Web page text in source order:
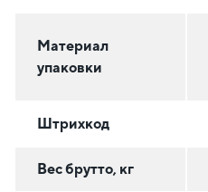
Материал
упаковки
Штрихкод
Вес брутто, кг